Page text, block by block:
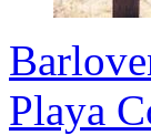
Playa